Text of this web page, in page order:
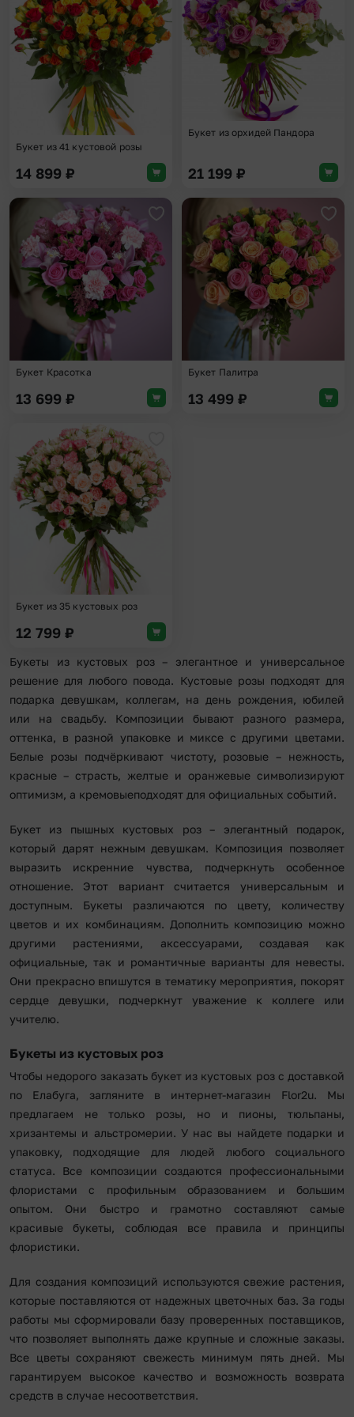
Букет из 41 кустовой розы
14 899 ₽
Букет из орхидей Пандора
21 199 ₽
Добавить в избранное
Букет Красотка
13 699 ₽
Букет Палитра
13 499 ₽
Букет из 35 кустовых роз
12 799 ₽
Букеты из кустовых роз – элегантное и универсальное
решение для любого повода. Кустовые розы подходят для
подарка девушкам, коллегам, на день рождения, юбилей
или на свадьбу. Композиции бывают разного размера,
оттенка, в разной упаковке и миксе с другими цветами.
Белые розы подчёркивают чистоту, розовые – нежность,
красные – страсть, желтые и оранжевые символизируют
оптимизм, а кремовыеподходят для официальных событий.
Букет из пышных кустовых роз – элегантный подарок,
который дарят нежным девушкам. Композиция позволяет
выразить искренние чувства, подчеркнуть особенное
отношение. Этот вариант считается универсальным и
доступным. Букеты различаются по цвету, количеству
цветов и их комбинациям. Дополнить композицию можно
другими растениями, аксессуарами, создавая как
официальные, так и романтичные варианты для невесты.
Они прекрасно впишутся в тематику мероприятия, покорят
сердце девушки, подчеркнут уважение к коллеге или
учителю.
Букеты из кустовых роз
Чтобы недорого заказать букет из кустовых роз с доставкой
по Елабуга, загляните в интернет-магазин Flor2u. Мы
предлагаем не только розы, но и пионы, тюльпаны,
хризантемы и альстромерии. У нас вы найдете подарки и
упаковку, подходящие для людей любого социального
статуса. Все композиции создаются профессиональными
флористами с профильным образованием и большим
опытом. Они быстро и грамотно составляют самые
красивые букеты, соблюдая все правила и принципы
флористики.
Для создания композиций используются свежие растения,
которые поставляются от надежных цветочных баз. За годы
работы мы сформировали базу проверенных поставщиков,
что позволяет выполнять даже крупные и сложные заказы.
Все цветы сохраняют свежесть минимум пять дней. Мы
гарантируем высокое качество и возможность возврата
средств в случае несоответствия.